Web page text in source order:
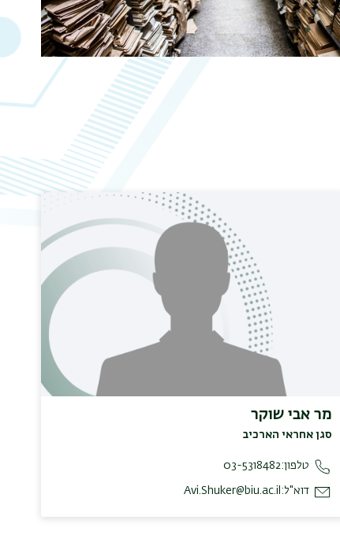
מר אבי שוקר
סגן אחראי הארכיב
טלפון:03-5318482
דוא"ל: Avi.Shuker@biu.ac.il